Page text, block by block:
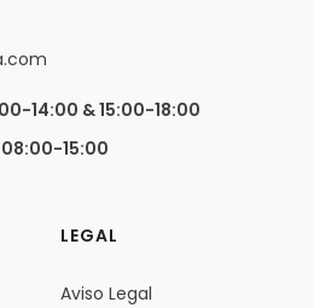
14:00 & 15:00-18:00
08:00-15:00
LEGAL
Aviso Legal